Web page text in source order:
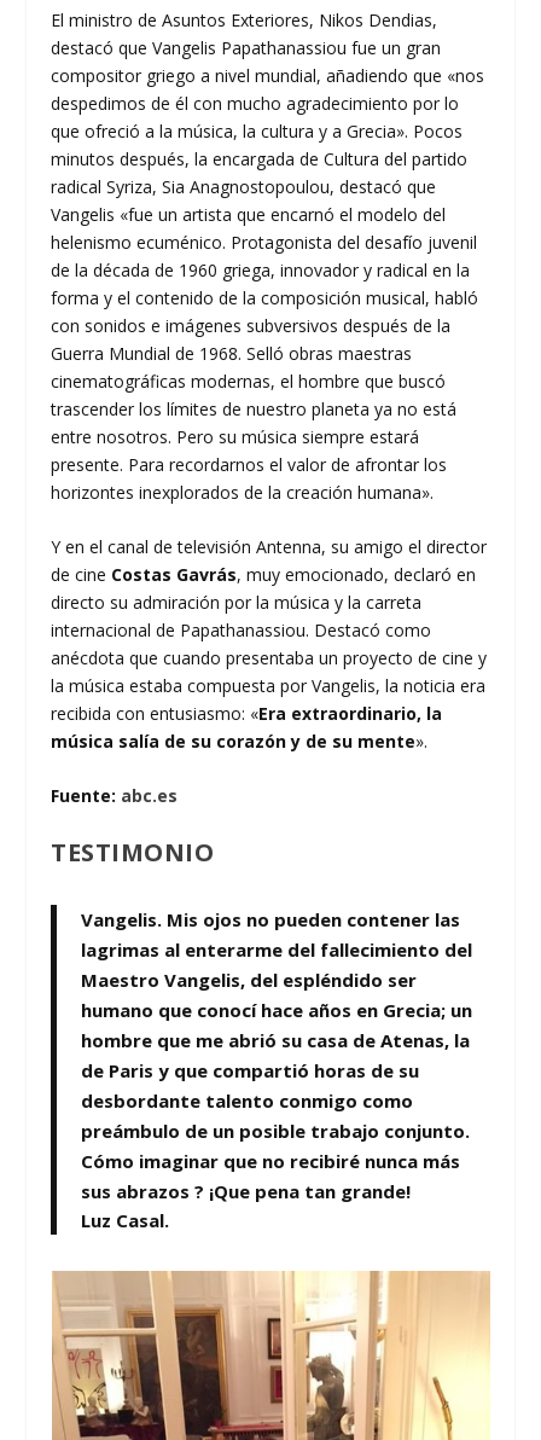
El ministro de Asuntos Exteriores, Nikos Dendias,
destacó que Vangelis Papathanassiou fue un gran
compositor griego a nivel mundial, añadiendo que «nos
despedimos de él con mucho agradecimiento por lo
que ofreció a la música, la cultura y a Grecia». Pocos
minutos después, la encargada de Cultura del partido
radical Syriza, Sia Anagnostopoulou, destacó que
Vangelis «fue un artista que encarnó el modelo del
helenismo ecuménico. Protagonista del desafío juvenil
de la década de 1960 griega, innovador y radical en la
forma y el contenido de la composición musical, habló
con sonidos e imágenes subversivos después de la
Guerra Mundial de 1968. Selló obras maestras
cinematográficas modernas, el hombre que buscó
trascender los límites de nuestro planeta ya no está
entre nosotros. Pero su música siempre estará
presente. Para recordarnos el valor de afrontar los
horizontes inexplorados de la creación humana».
Y en el canal de televisión Antenna, su amigo el director
de cine Costas Gavrás, muy emocionado, declaró en
directo su admiración por la música y la carreta
internacional de Papathanassiou. Destacó como
anécdota que cuando presentaba un proyecto de cine y
la música estaba compuesta por Vangelis, la noticia era
recibida con entusiasmo: «Era extraordinario, la
música salía de su corazón y de su mente».
Fuente: abc.es
TESTIMONIO
Vangelis. Mis ojos no pueden contener las
lagrimas al enterarme del fallecimiento del
Maestro Vangelis, del espléndido ser
humano que conocí hace años en Grecia; un
hombre que me abrió su casa de Atenas, la
de Paris y que compartió horas de su
desbordante talento conmigo como
preámbulo de un posible trabajo conjunto.
Cómo imaginar que no recibiré nunca más
sus abrazos ? ¡Que pena tan grande!
Luz Casal.